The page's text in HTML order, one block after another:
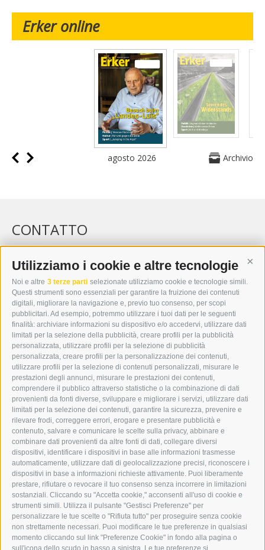
Utilizziamo i cookie e altre tecnologie
Noi e altre 3 terze parti selezionate utilizziamo cookie e tecnologie simili.
Questi strumenti sono essenziali per garantire la fruizione dei contenuti
digitali, migliorare la navigazione e, previo tuo consenso, per scopi
pubblicitari. Ad esempio, potremmo utilizzare i tuoi dati per le seguenti
finalità: archiviare informazioni su dispositivo e/o accedervi, utilizzare dati
limitati per la selezione della pubblicità, creare profili per la pubblicità
personalizzata, utilizzare profili per la selezione di pubblicità
personalizzata, creare profili per la personalizzazione dei contenuti,
utilizzare profili per la selezione di contenuti personalizzati, misurare le
prestazioni degli annunci, misurare le prestazioni dei contenuti,
comprendere il pubblico attraverso statistiche o la combinazione di dati
provenienti da fonti diverse, sviluppare e migliorare i servizi, utilizzare dati
limitati per la selezione dei contenuti, garantire la sicurezza, prevenire e
rilevare frodi, correggere errori, erogare e presentare pubblicità e
contenuto, salvare e comunicare le scelte sulla privacy, abbinare e
combinare dati provenienti da altre fonti di dati, collegare diversi
dispositivi, identificare i dispositivi in base alle informazioni trasmesse
automaticamente, utilizzare dati di geolocalizzazione precisi, riconoscere i
dispositivi in base a informazioni richieste attivamente. Puoi liberamente
prestare, rifiutare o revocare il tuo consenso senza incorrere in limitazioni
sostanziali. Cliccando su "Accetta cookie," acconsenti all'uso di cookie e
strumenti simili. Utilizza il pulsante "Gestisci Preferenze" per
personalizzare le tue scelte o "Rifiuta tutto" per proseguire senza cookie
non strettamente necessari. Puoi modificare le tue preferenze in qualsiasi
momento cliccando sul link "Preferenze Cookie" in fondo alla pagina o
sull'icona dello scudo in basso a sinistra. Le tue preferenze si
Erker online
agosto 2026 Archivio
CONTATTO
WIPP-MEDIA GMBH
DER ERKER
I-39049 VIPITENO
TEL.: +39 0472 766876
GRAFIK@DERERKER.IT
INFO@DERERKER.IT
BARBARA.FONTANA@DERERKER.IT
ERKER
PUBBLICITÀ NELL’ERKER
PUBBLICITÀ ONLINE
ADDEBITO DIRETTO SEPA
REGOLAMENTO COMMENTI
ONLINE VOTING
SERVICE
EVENTI
ANNUNCI
LINK UTILI
METEO
WEBCAM